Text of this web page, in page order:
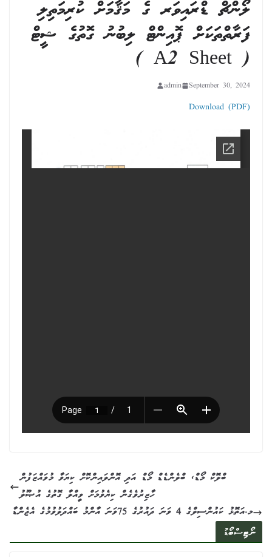
ލޯންޗް ޑްރައިވަރ ގެ މަޤާމަށް ކުރިމަތިލި
ފަރާތްތަކަށް ޕޮއިންޓް ލިބުނު ގޮތުގެ ޝީޓް
( A2 Sheet )
September 30, 2024
admin
Download (PDF)
ބްލޮކް މޯޑް، ބްލެންޑެޑް މޯޑް އަދި އޮންލައިންކޮށް ކިޔަވާ މުވައްޒަފުން
ހާޒިރުވެގެން ކިޔެވުމަށް ވީއްލާ ގޮތުގެ އުޞޫލު
މ.އަތޮޅު ކައުންސިލްގެ 4 ވަނަ ދައުރުގެ 75ވަނަ އާންމު ބައްދަލުވުމުގެ އެޖެންޑާ
ނޯޓިސްބޯޑު